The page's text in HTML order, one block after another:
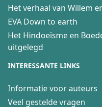
Het verhaal van Willem
EVA Down to earth
Het Hindoeïsme en
uitgelegd
INTERESSANTE LINKS
Informatie voor auteurs
Veel gestelde vragen